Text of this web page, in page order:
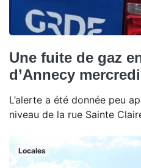
Une fuite de gaz
d’Annecy mercredi
L’alerte a été donnée peu
niveau de la rue Sainte
Locales